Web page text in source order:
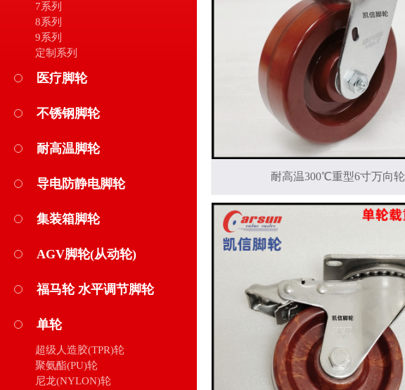
7系列
8系列
9系列
定制系列
医疗脚轮
不锈钢脚轮
耐高温脚轮
导电防静电脚轮
集装箱脚轮
AGV脚轮(从动轮)
福马轮 水平调节脚轮
单轮
超级人造胶(TPR)轮
聚氨酯(PU)轮
尼龙(NYLON)轮
耐高温300℃重型6寸万向轮